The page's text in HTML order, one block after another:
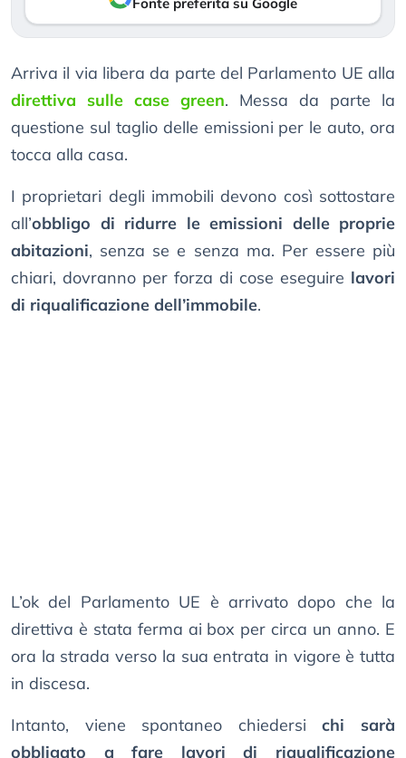
Arriva il via libera da parte del Parlamento UE alla
direttiva sulle case green. Messa da parte la
questione sul taglio delle emissioni per le auto, ora
tocca alla casa.
I proprietari degli immobili devono così sottostare
all’obbligo di ridurre le emissioni delle proprie
abitazioni, senza se e senza ma. Per essere più
chiari, dovranno per forza di cose eseguire lavori
di riqualificazione dell’immobile.
L’ok del Parlamento UE è arrivato dopo che la
direttiva è stata ferma ai box per circa un anno. E
ora la strada verso la sua entrata in vigore è tutta
in discesa.
Intanto, viene spontaneo chiedersichi sarà
obbligato a fare lavori di riqualificazione